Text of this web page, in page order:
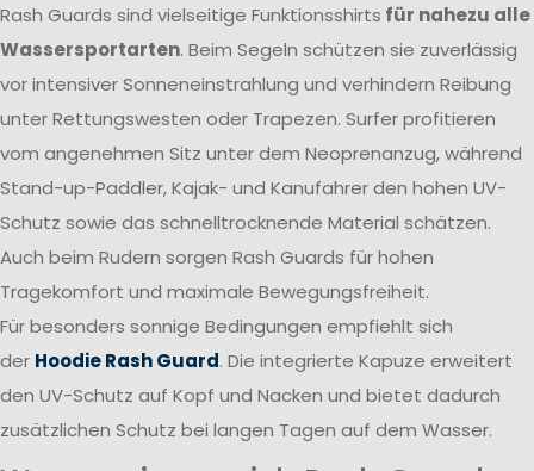
Rash Guards sind vielseitige Funktionsshirts für nahezu alle
Wassersportarten. Beim Segeln schützen sie zuverlässig
vor intensiver Sonneneinstrahlung und verhindern Reibung
unter Rettungswesten oder Trapezen. Surfer profitieren
vom angenehmen Sitz unter dem Neoprenanzug, während
Stand-up-Paddler, Kajak- und Kanufahrer den hohen UV-
Schutz sowie das schnelltrocknende Material schätzen.
Auch beim Rudern sorgen Rash Guards für hohen
Tragekomfort und maximale Bewegungsfreiheit.
Für besonders sonnige Bedingungen empfiehlt sich
der Hoodie Rash Guard. Die integrierte Kapuze erweitert
den UV-Schutz auf Kopf und Nacken und bietet dadurch
zusätzlichen Schutz bei langen Tagen auf dem Wasser.